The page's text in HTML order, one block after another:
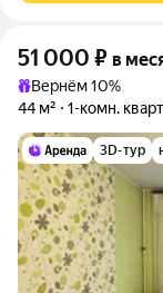
51 000 ₽ в
Вернём 10%
44 м²
1-комн.
3D-тур